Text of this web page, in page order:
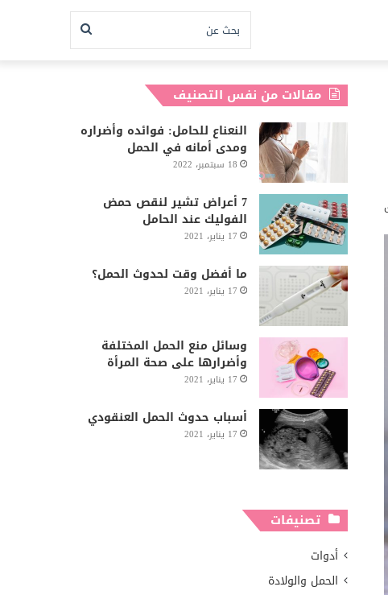
بحث
مقالات من نفس التصنيف
النعناع للحامل: فوائده وأضراره
ومدى أمانه في الحمل
18 سبتمبر، 2022
7 أعراض تشير لنقص حمض
الفوليك عند الحامل
17 يناير، 2021
ما أفضل وقت لحدوث الحمل؟
17 يناير، 2021
وسائل منع الحمل المختلفة
وأضرارها على صحة المرأة
17 يناير، 2021
أسباب حدوث الحمل العنقودي
17 يناير، 2021
تصنيفات
أدوات
الحمل والولادة